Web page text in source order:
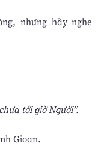
nhưng hãy nghe
tới giờ Người”.
Gioan.